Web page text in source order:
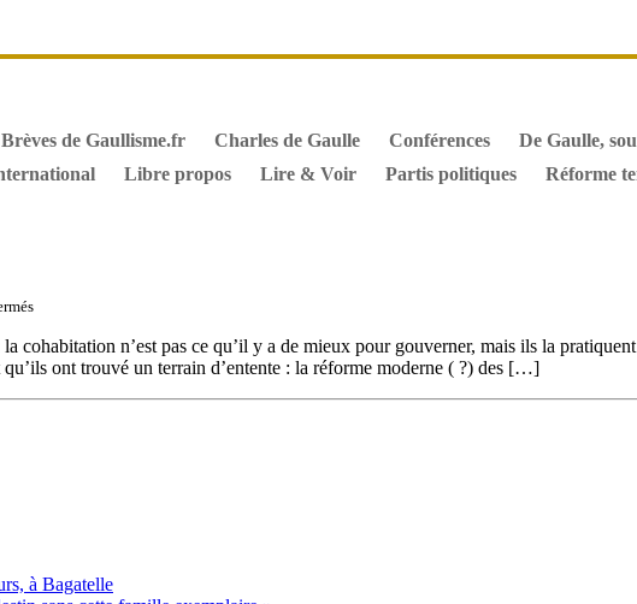
Brèves de Gaullisme.fr Charles de Gaulle Conférences De Gaulle,
Libre propos Lire & Voir Partis politiques Réforme
sur
la
cohabitation
n’est pas ce qu’il y a de mieux pour gouverner, mais ils la
ont trouvé un terrain d’entente : la réforme moderne ( ?) des […]
à Bagatelle